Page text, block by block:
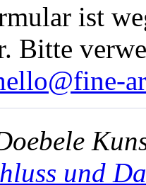
ist
Bitte
und